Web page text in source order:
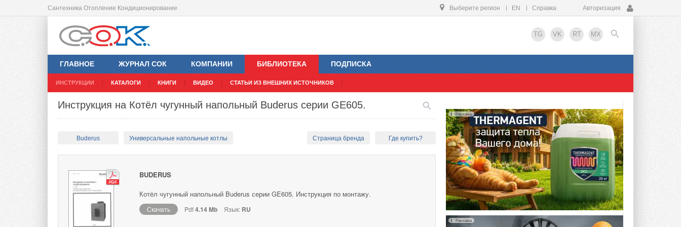
Сантехника Отопление Кондиционирование Выберите регион EN Справка Авторизация
TG VK RT MX
ГЛАВНОЕ ЖУРНАЛ СОК КОМПАНИИ БИБЛИОТЕКА
ИНСТРУКЦИИ КАТАЛОГИ КНИГИ ВИДЕО СТАТЬИ ИЗ ВНЕШНИХ ИСТОЧНИКОВ
ПОДПИСКА
EN
Инструкция на Котёл чугунный напольный Buderus серии GE605.
Buderus Универсальные напольные котлы Страница бренда Где купить?
BUDERUS
Котёл чугунный напольный Buderus серии GE605. Инструкция по монтажу.
Скачать Pdf4.14 Mb Язык: RU
Реклама
Реклама